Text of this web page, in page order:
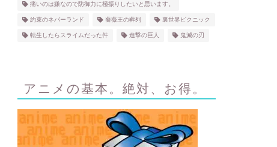
痛いのは嫌なので防御力に極振りしたいと思います。
約束のネバーランド 薔薇王の葬列 裏世界ピクニック
転生したらスライムだった件 進撃の巨人 鬼滅の刃
アニメの基本。絶対、お得。